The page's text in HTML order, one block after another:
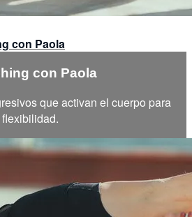
con Paola
con Paola
que activan el cuerpo para